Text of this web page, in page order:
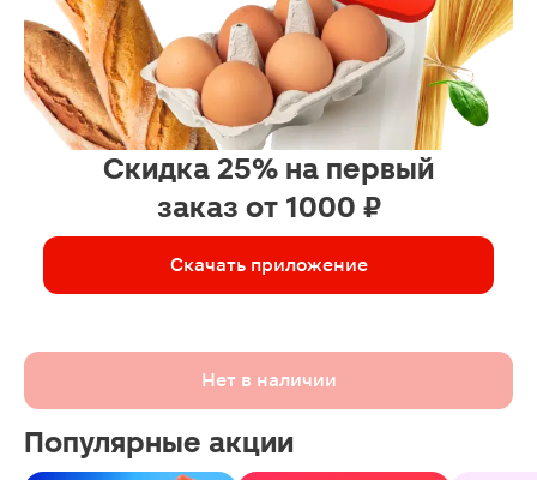
Скидка 25% на первый
заказ от 1000 ₽
Скачать приложение
Нет в наличии
Популярные акции